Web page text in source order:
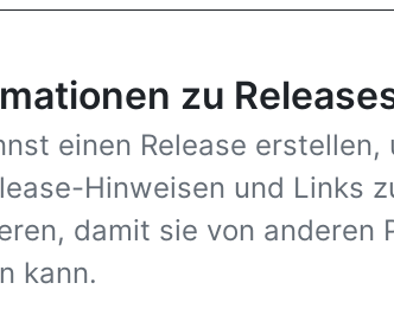
zu
einen Release
Hinweisen und Links
damit sie von anderen
kann.